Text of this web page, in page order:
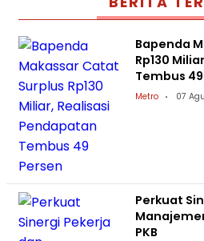
Bapenda
Rp130
Tembus
Metro 07
Perkuat
PKB